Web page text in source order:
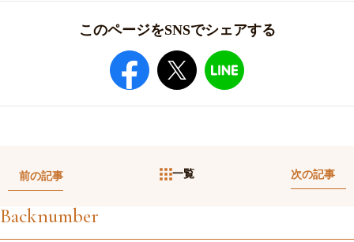
このページをSNSでシェアする
前の記事 一覧 次の記事
Backnumber